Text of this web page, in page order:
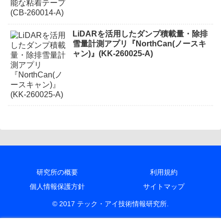
LiDARを活用したダンプ積載量・除排
雪量計測アプリ『NorthCan(ノースキ
ャン)』(KK-260025-A)
研究所の概要
利用規約
個人情報保護方針
サイトマップ
© 2017 テック・アイ技術情報研究所.